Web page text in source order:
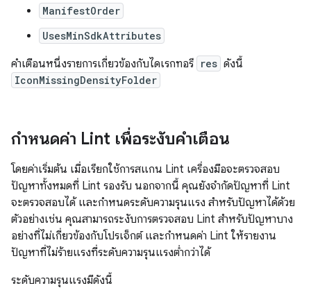
ManifestOrder
UsesMinSdkAttributes
คำเตือนหนึ่งรายการเกี่ยวข้องกับไดเรกทอรี res ดังนี้
IconMissingDensityFolder
กำหนดค่า Lint เพื่อระงับคำเตือน
โดยค่าเริ่มต้น เมื่อเรียกใช้การสแกน Lint เครื่องมือจะตรวจสอบ
ปัญหาทั้งหมดที่ Lint รองรับ นอกจากนี้ คุณยังจำกัดปัญหาที่ Lint
จะตรวจสอบได้ และกำหนดระดับความรุนแรง สำหรับปัญหาได้ด้วย
ตัวอย่างเช่น คุณสามารถระงับการตรวจสอบ Lint สำหรับปัญหาบาง
อย่างที่ไม่เกี่ยวข้องกับโปรเจ็กต์ และกำหนดค่า Lint ให้รายงาน
ปัญหาที่ไม่ร้ายแรงที่ระดับความรุนแรงต่ำกว่าได้
ระดับความรุนแรงมีดังนี้